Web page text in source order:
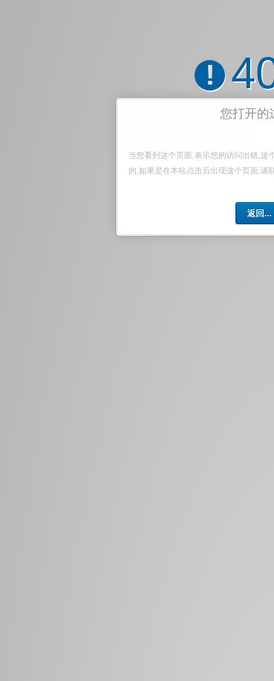
!
您打开的
当您看到这个页面,表示您的访问出错,这
的,如果是在本站点击后出现这个页面,请
返回...